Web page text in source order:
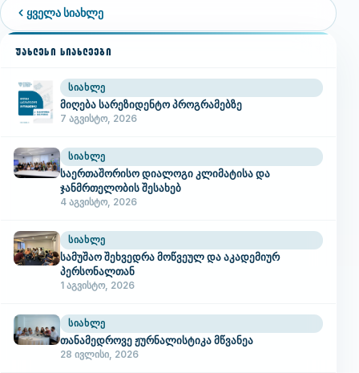
ყველა სიახლე
ᲣᲐᲮᲚᲔᲡᲘ ᲡᲘᲐᲮᲚᲔᲔᲑᲘ
ᲡᲘᲐᲮᲚᲔ
მიღება სარეზიდენტო პროგრამებზე
7 აგვისტო, 2026
ᲡᲘᲐᲮᲚᲔ
საერთაშორისო დიალოგი კლიმატისა და
ჯანმრთელობის შესახებ
4 აგვისტო, 2026
ᲡᲘᲐᲮᲚᲔ
სამუშაო შეხვედრა მოწვეულ და აკადემიურ
პერსონალთან
1 აგვისტო, 2026
ᲡᲘᲐᲮᲚᲔ
თანამედროვე ჟურნალისტიკა მწვანეა
28 ივლისი, 2026